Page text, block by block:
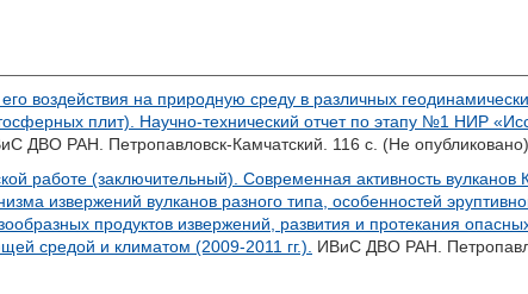
воздействия на природную среду в различных
плит). Научно-технический отчет по этапу №1 НИР
ДВО РАН. Петропавловск-Камчатский. 116 с. (Не опубликовано)
работе (заключительный). Современная активность вулканов
извержений вулканов разного типа, особенностей
продуктов извержений, развития и протекания
средой и климатом (2009-2011 гг.).
ИВиС ДВО РАН.